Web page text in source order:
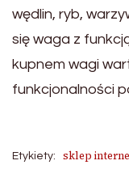
wędlin, ryb,
się waga z
kupnem wagi
funkcjonalności
Etykiety: sklep